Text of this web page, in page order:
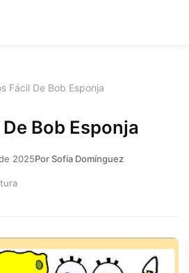
Fácil De Bob Esponja
Bob Esponja
2025Por Sofía Domínguez